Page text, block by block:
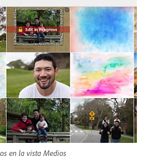
en la vista Medios